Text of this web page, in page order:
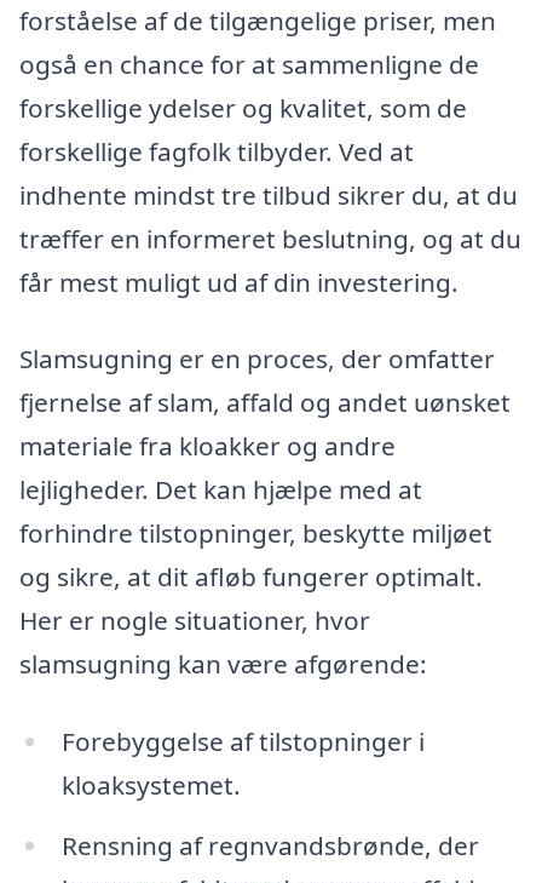
forståelse af de tilgængelige priser, men
også en chance for at sammenligne de
forskellige ydelser og kvalitet, som de
forskellige fagfolk tilbyder. Ved at
indhente mindst tre tilbud sikrer du, at du
træffer en informeret beslutning, og at du
får mest muligt ud af din investering.
Slamsugning er en proces, der omfatter
fjernelse af slam, affald og andet uønsket
materiale fra kloakker og andre
lejligheder. Det kan hjælpe med at
forhindre tilstopninger, beskytte miljøet
og sikre, at dit afløb fungerer optimalt.
Her er nogle situationer, hvor
slamsugning kan være afgørende:
Forebyggelse af tilstopninger i
kloaksystemet.
Rensning af regnvandsbrønde, der